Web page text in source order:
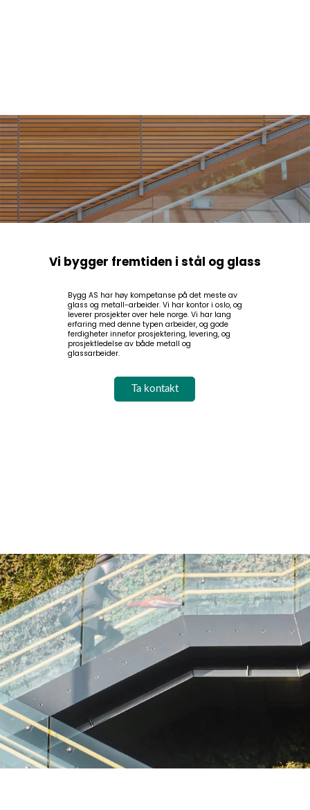
Bygg AS har høy kompetanse på det meste av
glass og metall-arbeider. Vi har kontor i oslo, og
leverer prosjekter over hele norge. Vi har lang
erfaring med denne typen arbeider, og gode
ferdigheter innefor prosjektering, levering, og
prosjektledelse av både metall og
glassarbeider.
Vi bygger fremtiden i stål og glass
Ta kontakt